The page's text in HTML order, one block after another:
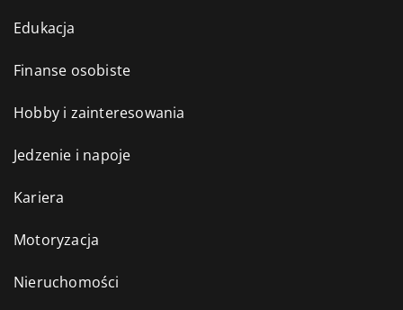
Edukacja
Finanse osobiste
Hobby i zainteresowania
Jedzenie i napoje
Kariera
Motoryzacja
Nieruchomości